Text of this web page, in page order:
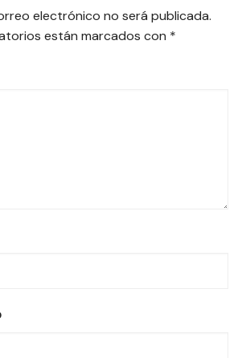
electrónico no será publicada.
están marcados con *